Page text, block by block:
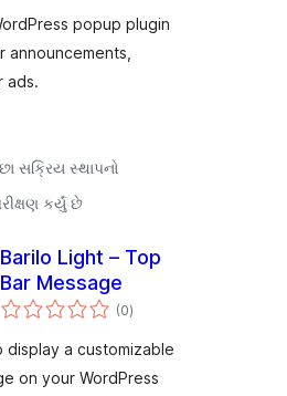
popup plugin
announcements,
ads.
સક્રિય સ્થાપનો
કર્યું છે
Barilo Light – Top
Bar Message
(0કુલ
રેટિંગ્સ
)
display a customizable
on your WordPress